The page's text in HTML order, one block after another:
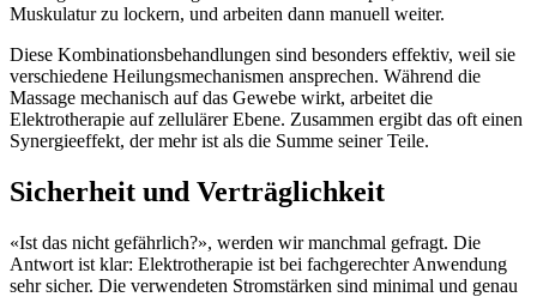
Muskulatur zu lockern, und arbeiten dann manuell weiter.
Diese Kombinationsbehandlungen sind besonders effektiv, weil sie
verschiedene Heilungsmechanismen ansprechen. Während die
Massage mechanisch auf das Gewebe wirkt, arbeitet die
Elektrotherapie auf zellulärer Ebene. Zusammen ergibt das oft einen
Synergieeffekt, der mehr ist als die Summe seiner Teile.
Sicherheit und Verträglichkeit
«Ist das nicht gefährlich?», werden wir manchmal gefragt. Die
Antwort ist klar: Elektrotherapie ist bei fachgerechter Anwendung
sehr sicher. Die verwendeten Stromstärken sind minimal und genau